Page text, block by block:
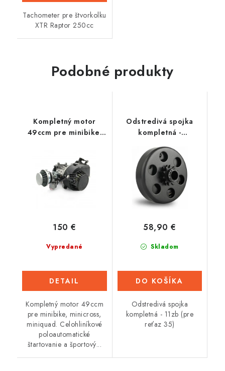
Tachometer pre štvorkolku
XTR Raptor 250cc
Podobné produkty
Kompletný motor
49ccm pre minibike,
Vypredané
150 €
DETAIL
Kompletný motor 49ccm
pre minibike, minicross,
miniquad. Celohliníkové
poloautomatické
štartovanie a športový...
Odstredivá spojka
kompletná -
35)
Skladom
58,90 €
DO KOŠÍKA
Odstredivá spojka
kompletná - 11zb (pre
reťaz 35)